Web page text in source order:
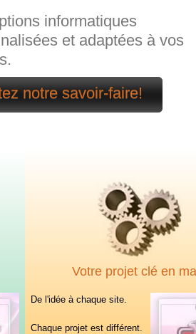
informatiques
et adaptées à vos
notre savoir-faire!
Votre projet clé en
De l'idée à chaque site.
Chaque projet est différent.